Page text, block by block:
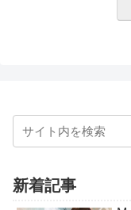
新着記事